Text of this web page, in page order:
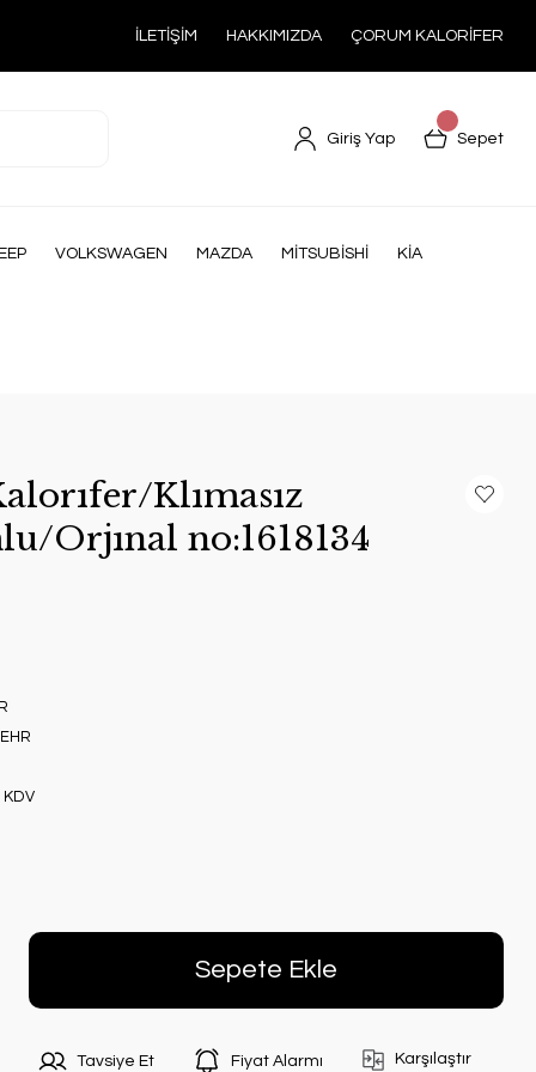
İLETİŞİM HAKKIMIZDA ÇORUM KALORİFER
Giriş Yap Sepet
VOLKSWAGEN MAZDA MİTSUBİSHİ KİA
Klımasız
Orjınal no:1618134
KDV
Sepete Ekle
Tavsiye Et Fiyat Alarmı Karşılaştır